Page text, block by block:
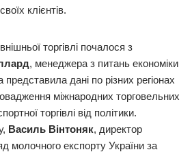
клієнтів.
торгівлі почалося з
, менеджера з питань економіки
представила дані по різних регіонах
міжнародних торговельних
торгівлі від політики.
Василь Вінтоняк, директор
молочного експорту України за